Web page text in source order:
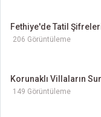
Fethiye'de Tatil
206 Görüntüleme
Korunaklı Villaların
149 Görüntüleme